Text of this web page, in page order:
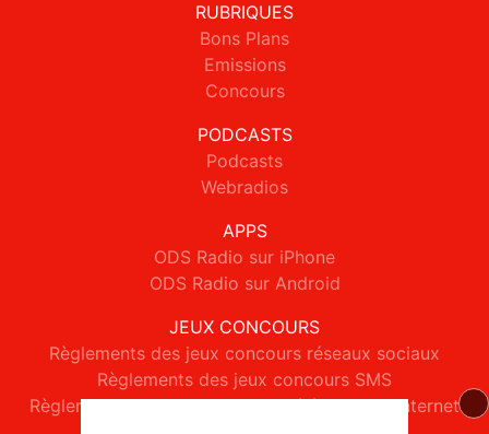
RUBRIQUES
Bons Plans
Emissions
Concours
PODCASTS
Podcasts
Webradios
APPS
ODS Radio sur iPhone
ODS Radio sur Android
JEUX CONCOURS
Règlements des jeux concours réseaux sociaux
Règlements des jeux concours SMS
Règlements des jeux concours téléphone et internet